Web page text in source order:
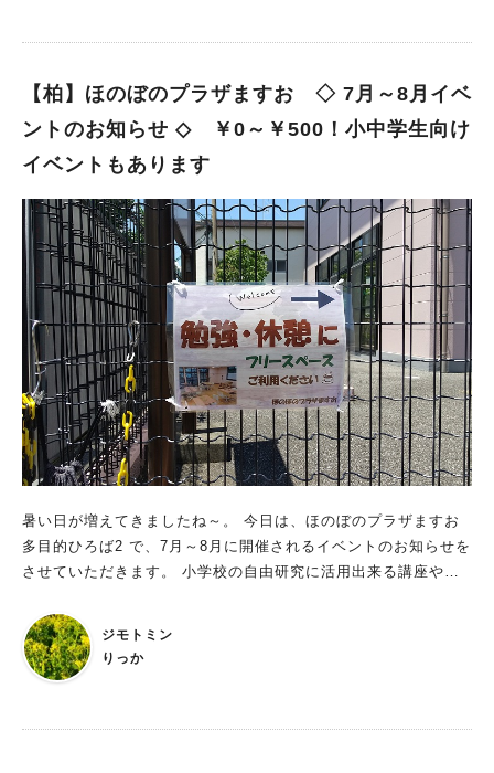
【柏】ほのぼのプラザますお ◇ 7月～8月イベ
ントのお知らせ ◇ ￥0～￥500！小中学生向け
イベントもあります
暑い日が増えてきましたね～。 今日は、ほのぼのプラザますお
多目的ひろば2 で、7月～8月に開催されるイベントのお知らせを
させていただきます。 小学校の自由研究に活用出来る講座や小
いね。 どのイベントも1回ずつの申込みなので、予定に合わせ参
加しやすいと思います。 申込み先は、ほのぼのプラザますお
イベントのお申し込みまで！（一番下に書いています） ※各講
ジモトミン
りっか